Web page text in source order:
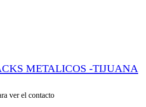
METALICOS -TIJUANA
ver el contacto